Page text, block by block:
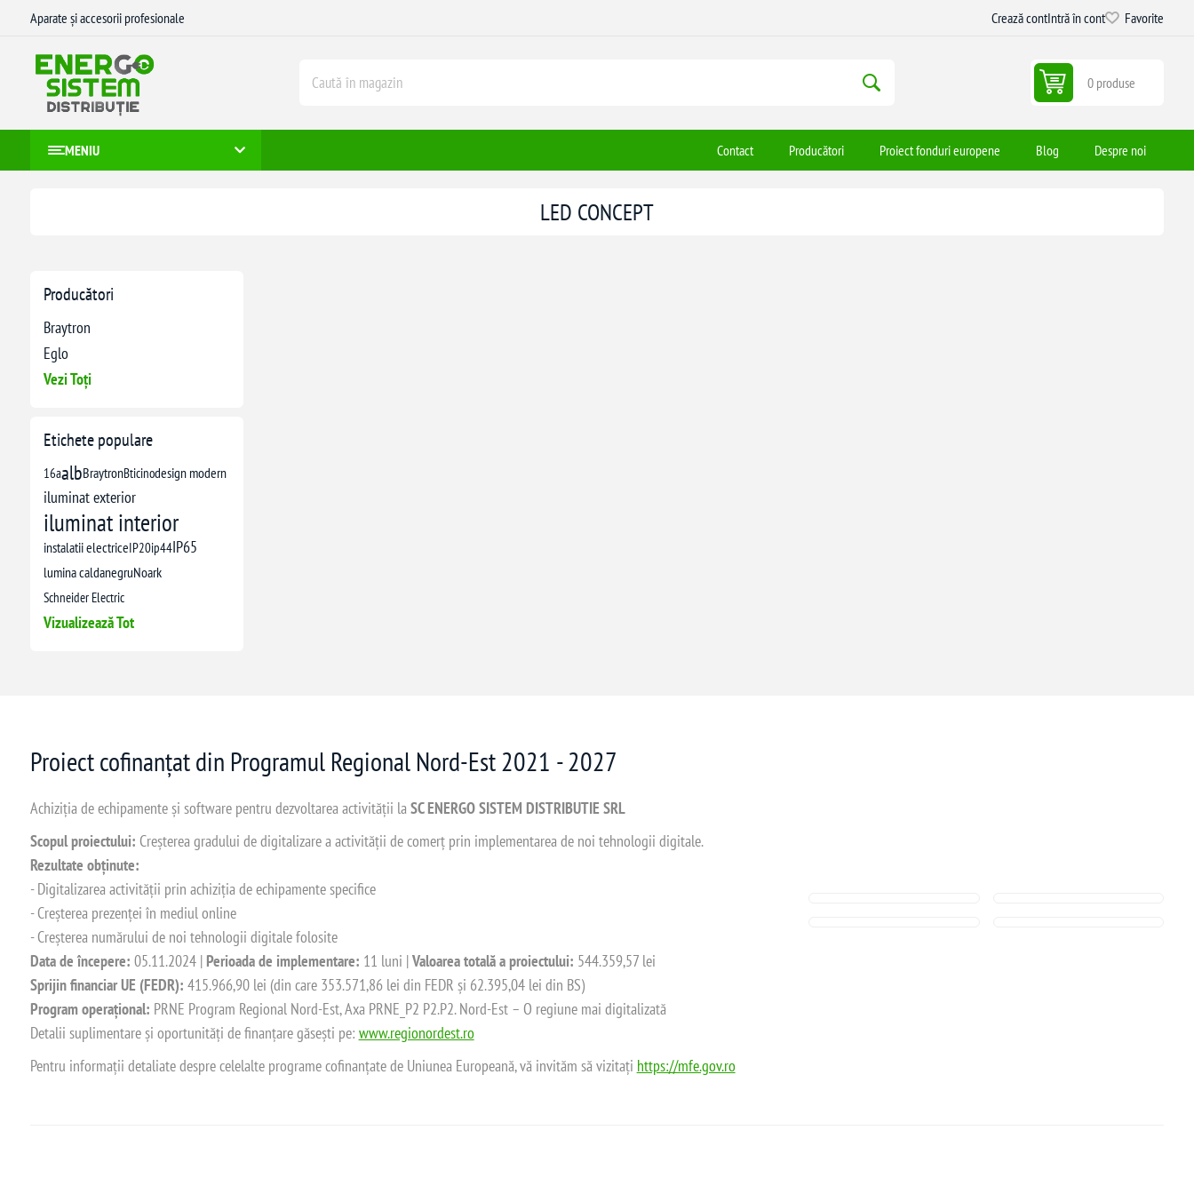
Aparate și accesorii profesionale Crează contIntră în cont Favorite
0 produse
MENIU Contact Producători Proiect fonduri europene Blog Despre noi
Producători
Braytron
Eglo
Vezi Toți
Etichete populare
16aalbBraytronBticinodesign modern
iluminat exterior
iluminat interior
instalatii electriceIP20ip44IP65
lumina caldanegruNoark
Schneider Electric
Vizualizează Tot
LED CONCEPT
Proiect cofinanțat din Programul Regional Nord-Est 2021 - 2027
Achiziția de echipamente și software pentru dezvoltarea activității laSC ENERGO SISTEM DISTRIBUTIE SRL
Scopul proiectului: Creșterea gradului de digitalizare a activității de comerț prin implementarea de noi tehnologii digitale.
Rezultate obținute:
- Digitalizarea activității prin achiziția de echipamente specifice
- Creșterea prezenței în mediul online
- Creșterea numărului de noi tehnologii digitale folosite
Data de începere: 05.11.2024 | Perioada de implementare: 11 luni |Valoarea totală a proiectului: 544.359,57 lei
Sprijin financiar UE (FEDR): 415.966,90 lei (din care 353.571,86 lei din FEDR și 62.395,04 lei din BS)
Program operațional: PRNE Program Regional Nord-Est, Axa PRNE_P2 P2.P2. Nord-Est – O regiune mai digitalizată
Detalii suplimentare și oportunități de finanțare găsești pe: www.regionordest.ro
Pentru informații detaliate despre celelalte programe cofinanțate de Uniunea Europeană, vă invităm să vizitați https://mfe.gov.ro